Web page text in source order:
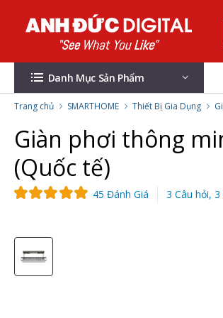
Danh Mục Sản Phẩm
Trang chủ SMARTHOME Thiết Bị Gia Dụng
Giàn phơi thông
(Quốc tế)
45 Đánh Giá 3 Câu hỏi,